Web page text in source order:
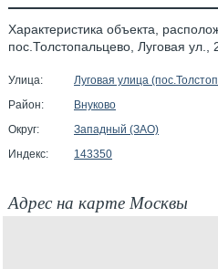
Характеристика объекта,
пос.Толстопальцево, Луговая ул.,
Улица:
Луговая улица
Район:
Внуково
Округ:
Западный (ЗАО)
Индекс:
143350
Адрес на карте Москвы